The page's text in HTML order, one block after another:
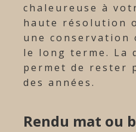
chaleureuse à
haute résolution
une conservation
le long terme. La
permet de rester
des années.
Rendu mat ou